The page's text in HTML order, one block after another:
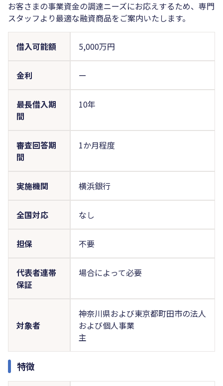
お客さまの事業資金の調達ニーズにお応えするため、専門
スタッフより最適な融資商品をご案内いたします。
借入可能額 5,000万円
金利 ー
最長借入期
間
10年
審査回答期
間
1か月程度
実施機関 横浜銀行
全国対応 なし
担保 不要
代表者連帯
保証
場合によって必要
対象者
神奈川県および東京都町田市の法人
および個人事業
主
特徴